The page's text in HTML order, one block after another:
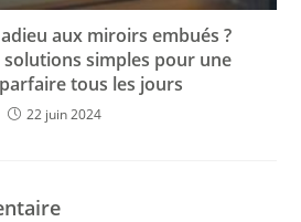
aux miroirs embués ?
simples pour une
tous les jours
22 juin 2024